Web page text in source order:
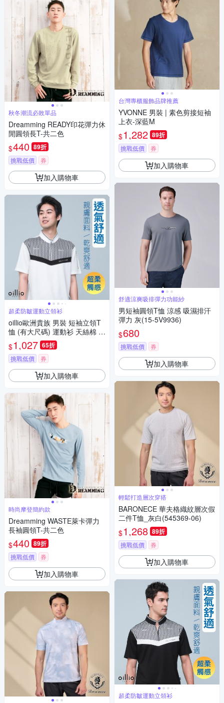
秋冬潮流必敗單品
Dreamming READY印花彈力休
閒圓領長T-共二色
$440 89折
挑戰低價 券
加入購物車
超柔防皺運動立領衫
oillio歐洲貴族 男裝 短袖立領T
恤 (有大尺碼) 運動衫 天絲棉 透
氣吸濕排汗 彈力防皺 白色 法國
品牌
$1,027 65折
挑戰低價 券
加入購物車
時尚摩登簡約款
Dreamming WASTE萊卡彈力
長袖圓領T-共二色
$440 89折
挑戰低價 券
加入購物車
台灣專櫃服飾品牌推薦
YVONNE 男裝 | 素色剪接短袖
上衣-深藍M
$1,282 89折
挑戰低價 券
加入購物車
舒適涼爽吸排彈力功能紗
男短袖圓領T恤 涼感 吸濕排汗
彈力 灰(15-5V9936)
$680
挑戰低價 券
加入購物車
輕鬆打造層次穿搭
BARONECE 華夫格織紋層次假
二件T恤_灰白(545369-06)
$1,268 89折
挑戰低價 券
加入購物車
超柔防皺運動立領衫